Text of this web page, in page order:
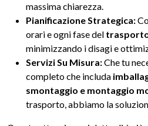
massima chiarezza.
Pianificazione Strategica:
orari e ogni fase del
minimizzando i disagi e
Servizi Su Misura:Che tu
completo che includa
smontaggio e montaggio
trasporto, abbiamo la